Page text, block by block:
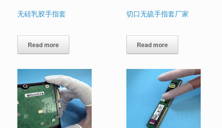
无硅乳胶手指套
Read more
切口无硫手指套厂家
Read more